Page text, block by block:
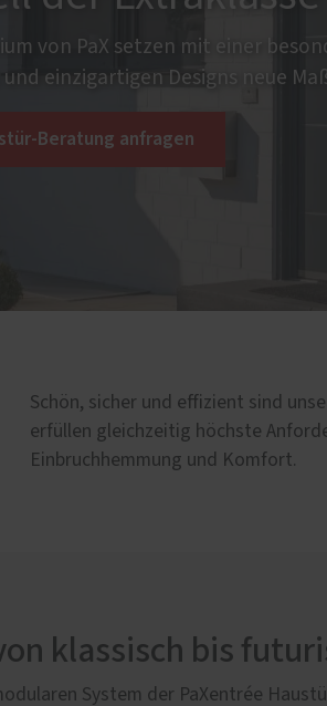
Weitere Leistungen
Geschäftsausstattung
von PaX setzen mit einer
einzigartigen Designs neue
Beratung anfragen
Schön, sicher und effizient sind
erfüllen gleichzeitig höchste
Einbruchhemmung und Komfort.
klassisch bis
System der PaXentrée